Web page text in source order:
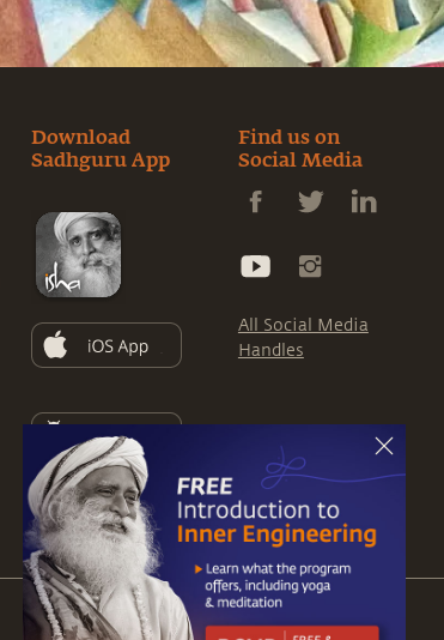
Download
Sadhguru App
Find us on
Social Media
All Social Media
Handles